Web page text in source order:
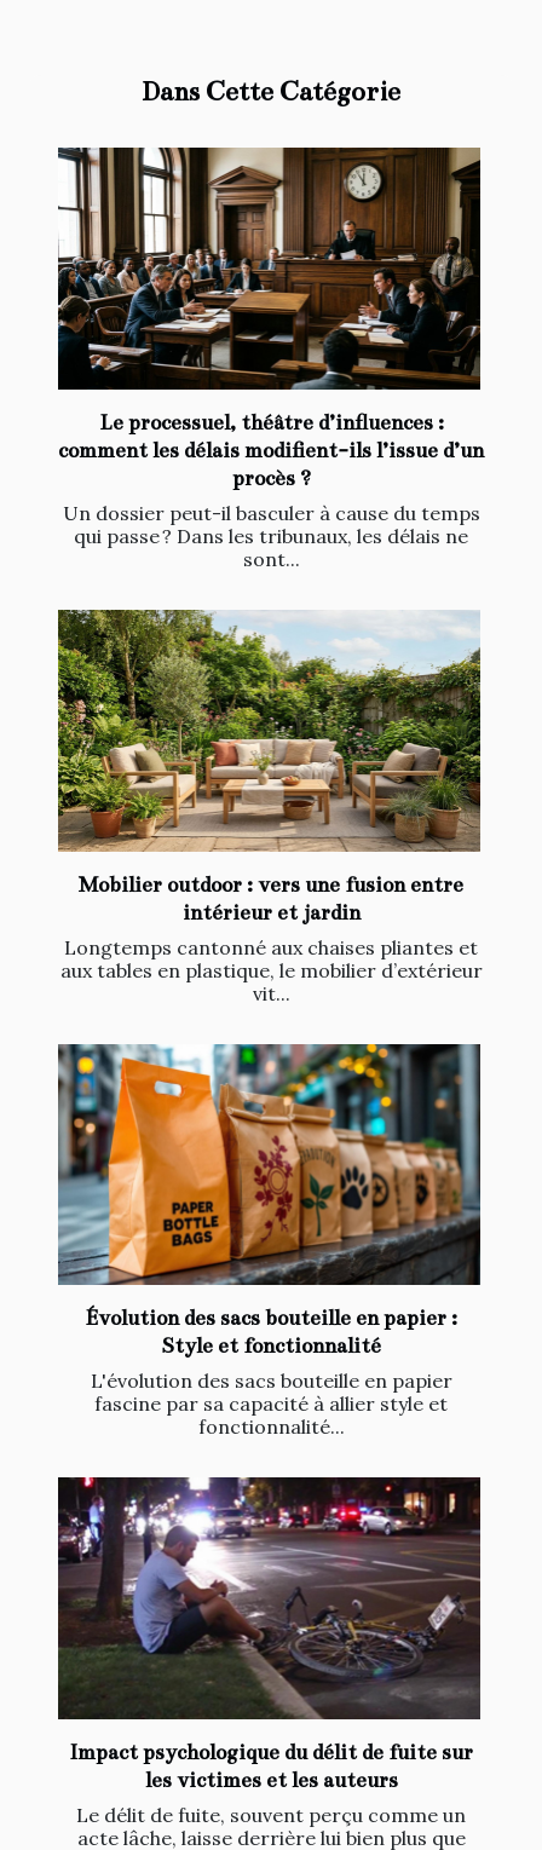
Dans Cette Catégorie
Le processuel, théâtre d’influences :
comment les délais modifient-ils l’issue d’un
procès ?
Un dossier peut-il basculer à cause du temps
qui passe ? Dans les tribunaux, les délais ne
sont...
Mobilier outdoor : vers une fusion entre
intérieur et jardin
Longtemps cantonné aux chaises pliantes et
aux tables en plastique, le mobilier d’extérieur
vit...
Évolution des sacs bouteille en papier :
Style et fonctionnalité
L'évolution des sacs bouteille en papier
fascine par sa capacité à allier style et
fonctionnalité...
Impact psychologique du délit de fuite sur
les victimes et les auteurs
Le délit de fuite, souvent perçu comme un
acte lâche, laisse derrière lui bien plus que